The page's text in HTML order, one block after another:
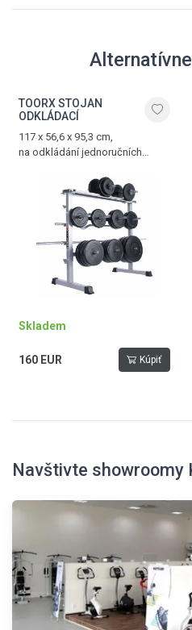
TOORX STOJAN
ODKLÁDACÍ
117 x 56,6 x 95,3 cm,
na odkládání jednoručních
činkových tyčí, max. zatížení 350
Skladem
160 EUR Kúpiť
Navštivte showroomy